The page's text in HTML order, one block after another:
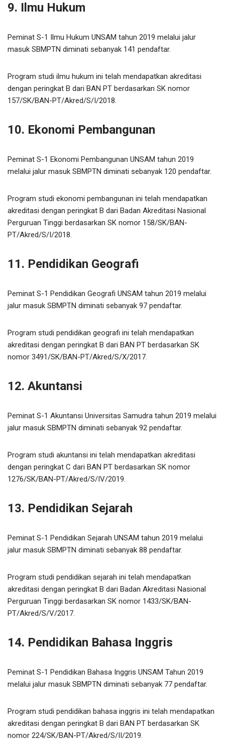
9. Ilmu Hukum
Peminat S-1 Ilmu Hukum UNSAM tahun 2019 melalui jalur
masuk SBMPTN diminati sebanyak 141 pendaftar.
Program studi ilmu hukum ini telah mendapatkan akreditasi
dengan peringkat B dari BAN PT berdasarkan SK nomor
157/SK/BAN-PT/Akred/S/I/2018.
10. Ekonomi Pembangunan
Peminat S-1 Ekonomi Pembangunan UNSAM tahun 2019
melalui jalur masuk SBMPTN diminati sebanyak 120 pendaftar.
Program studi ekonomi pembangunan ini telah mendapatkan
akreditasi dengan peringkat B dari Badan Akreditasi Nasional
Perguruan Tinggi berdasarkan SK nomor 158/SK/BAN-
PT/Akred/S/I/2018.
11. Pendidikan Geografi
Peminat S-1 Pendidikan Geografi UNSAM tahun 2019 melalui
jalur masuk SBMPTN diminati sebanyak 97 pendaftar.
Program studi pendidikan geografi ini telah mendapatkan
akreditasi dengan peringkat B dari BAN PT berdasarkan SK
nomor 3491/SK/BAN-PT/Akred/S/X/2017.
12. Akuntansi
Peminat S-1 Akuntansi Universitas Samudra tahun 2019 melalui
jalur masuk SBMPTN diminati sebanyak 92 pendaftar.
Program studi akuntansi ini telah mendapatkan akreditasi
dengan peringkat C dari BAN PT berdasarkan SK nomor
1276/SK/BAN-PT/Akred/S/IV/2019.
13. Pendidikan Sejarah
Peminat S-1 Pendidikan Sejarah UNSAM tahun 2019 melalui
jalur masuk SBMPTN diminati sebanyak 88 pendaftar.
Program studi pendidikan sejarah ini telah mendapatkan
akreditasi dengan peringkat B dari Badan Akreditasi Nasional
Perguruan Tinggi berdasarkan SK nomor 1433/SK/BAN-
PT/Akred/S/V/2017.
14. Pendidikan Bahasa Inggris
Peminat S-1 Pendidikan Bahasa Inggris UNSAM Tahun 2019
melalui jalur masuk SBMPTN diminati sebanyak 77 pendaftar.
Program studi pendidikan bahasa inggris ini telah mendapatkan
akreditasi dengan peringkat B dari BAN PT berdasarkan SK
nomor 224/SK/BAN-PT/Akred/S/II/2019.